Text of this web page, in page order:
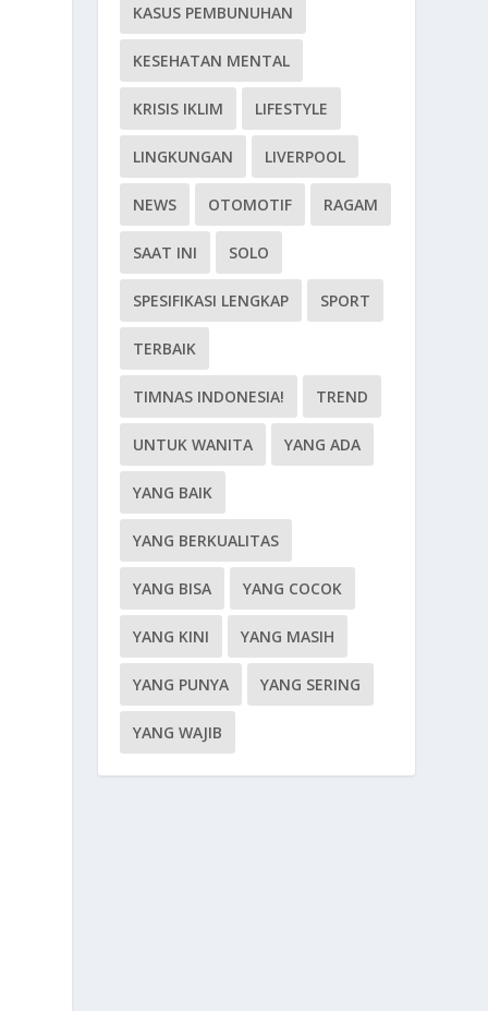
KASUS PEMBUNUHAN
KESEHATAN MENTAL
KRISIS IKLIM LIFESTYLE
LINGKUNGAN LIVERPOOL
NEWS OTOMOTIF RAGAM
SAAT INI SOLO
SPESIFIKASI LENGKAP SPORT
TERBAIK
TIMNAS INDONESIA! TREND
UNTUK WANITA YANG ADA
YANG BAIK
YANG BERKUALITAS
YANG BISA YANG COCOK
YANG KINI YANG MASIH
YANG PUNYA YANG SERING
YANG WAJIB